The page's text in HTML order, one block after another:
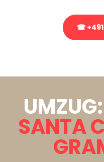
☎
UMZUG:
SANTA